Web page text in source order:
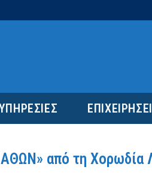
από τη Χορωδία